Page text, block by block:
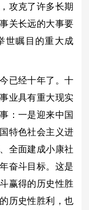
攻克了许多长期
关长远的大事要
世瞩目的重大成
已经十年了。十
业具有重大现实
：一是迎来中国
特色社会主义进
全面建成小康社
奋斗目标。这是
赢得的历史性胜
历史性胜利，也